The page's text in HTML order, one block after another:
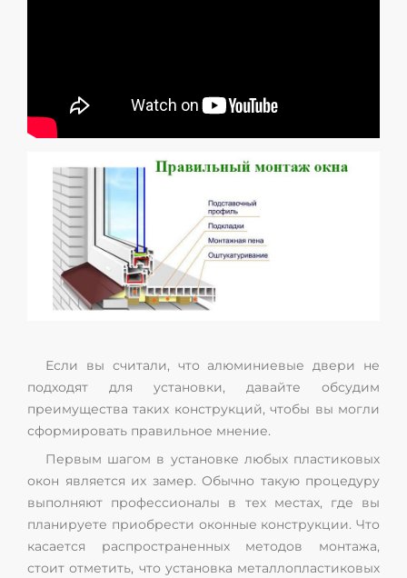
Если вы считали, что алюминиевые двери не
подходят для установки, давайте обсудим
преимущества таких конструкций, чтобы вы могли
сформировать правильное мнение.
Первым шагом в установке любых пластиковых
окон является их замер. Обычно такую процедуру
выполняют профессионалы в тех местах, где вы
планируете приобрести оконные конструкции. Что
касается распространенных методов монтажа,
стоит отметить, что установка металлопластиковых